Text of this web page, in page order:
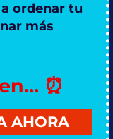
ordenar tu
más
⏰
AHORA